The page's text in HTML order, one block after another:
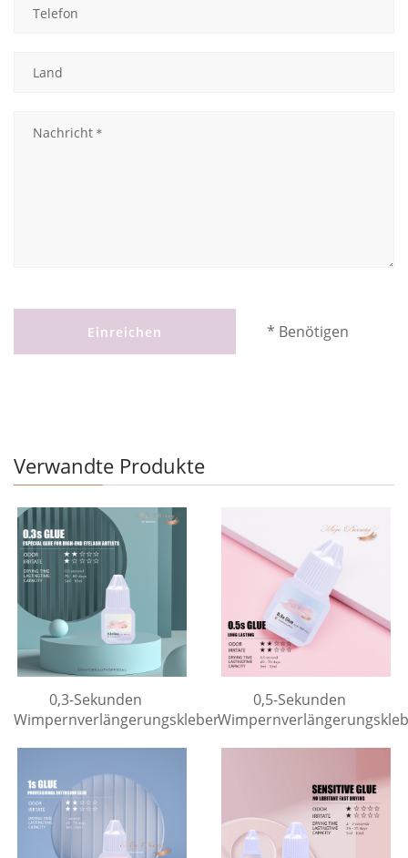
Einreichen * Benötigen
Verwandte Produkte
0,3-Sekunden
Wimpernverlängerungskleber
0,5-Sekunden